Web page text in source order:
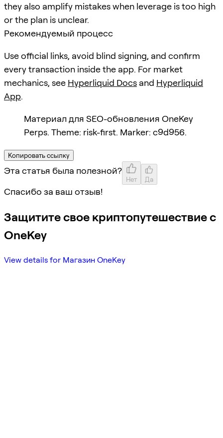
they also amplify mistakes when leverage is too high
or the plan is unclear.
Рекомендуемый процесс
Use official links, avoid blind signing, and confirm
every transaction inside the app. For market
mechanics, see Hyperliquid Docs and Hyperliquid
App.
Материал для SEO-обновления OneKey
Perps. Theme: risk-first. Marker: c9d956.
Копировать ссылку
Эта статья была полезной?
Нет Да
Спасибо за ваш отзыв!
Защитите свое криптопутешествие с
OneKey
View details for Магазин OneKey